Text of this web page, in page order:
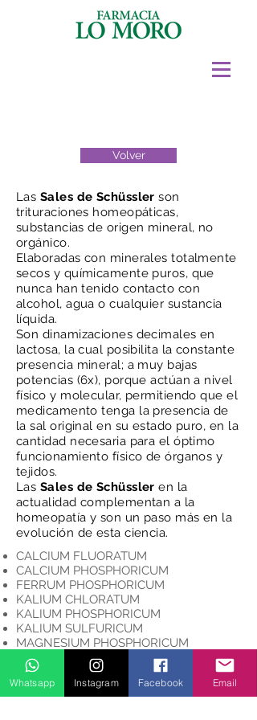
Volver
Las Sales de Schüssler son
trituraciones homeopáticas,
substancias de origen mineral, no
orgánico.
Elaboradas con minerales totalmente
secos y químicamente puros, que
nunca han tenido contacto con
alcohol, agua o cualquier sustancia
líquida.
Son dinamizaciones decimales en
lactosa, la cual posibilita la constante
presencia mineral; a muy bajas
potencias (6x), porque actúan a nivel
físico y molecular, permitiendo que el
medicamento tenga la presencia de
la sal original en su estado puro, en la
cantidad necesaria para el óptimo
funcionamiento físico de órganos y
tejidos.
Las Sales de Schüssler en la
actualidad complementan a la
homeopatía y son un paso más en la
evolución de esta ciencia.
CALCIUM FLUORATUM
CALCIUM PHOSPHORICUM
FERRUM PHOSPHORICUM
KALIUM CHLORATUM
KALIUM PHOSPHORICUM
KALIUM SULFURICUM
MAGNESIUM PHOSPHORICUM
NATRIUM CHLORATUM
NATRIUM PHOSPHORICUM
NATRIUM SULPHURICUM
SILICEA
Whatsapp Instagram Facebook Email